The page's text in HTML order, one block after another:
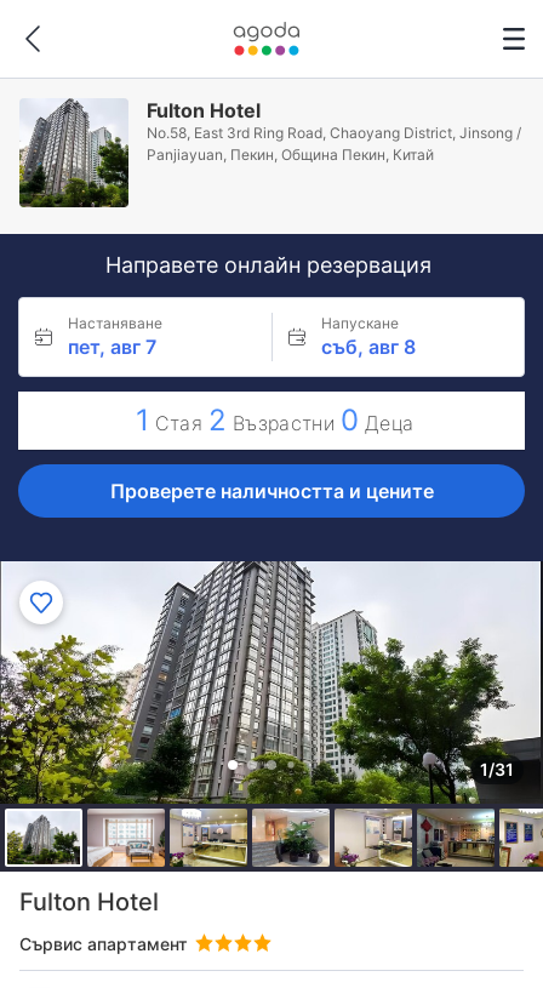
Fulton Hotel
No.58, East 3rd Ring Road, Chaoyang District, Jinsong /
Panjiayuan, Пекин, Община Пекин, Китай
Направете онлайн резервация
Настаняване
пет, авг 7
Напускане
съб, авг 8
1 Стая 2 Възрастни 0 Деца
Проверете наличността и цените
1/31
Fulton Hotel
Сървис апартамент